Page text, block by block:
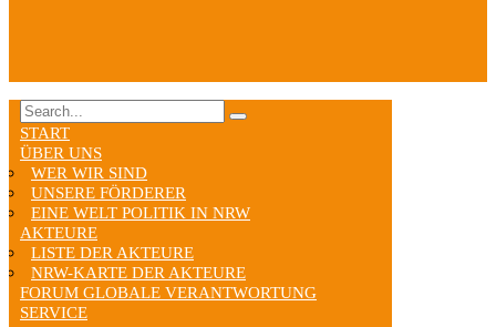
START
ÜBER UNS
WER WIR SIND
UNSERE FÖRDERER
EINE WELT POLITIK IN NRW
AKTEURE
LISTE DER AKTEURE
NRW-KARTE DER AKTEURE
FORUM GLOBALE VERANTWORTUNG
SERVICE